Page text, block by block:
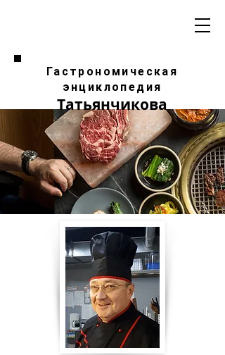
Гастрономическая
энциклопедия
Татьянчикова